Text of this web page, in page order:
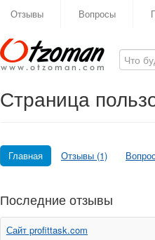
Отзывы Вопросы
Страница
Главная Отзывы (1)
Последние отзывы
Сайт profittask.com